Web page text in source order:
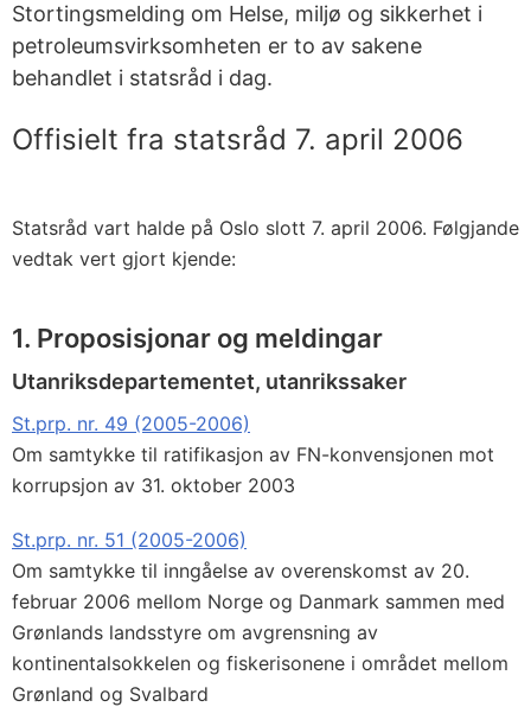
Stortingsmelding om Helse, miljø og sikkerhet i
petroleumsvirksomheten er to av sakene
behandlet i statsråd i dag.
Offisielt fra statsråd 7. april 2006
Statsråd vart halde på Oslo slott 7. april 2006. Følgjande
vedtak vert gjort kjende:
1. Proposisjonar og meldingar
Utanriksdepartementet, utanrikssaker
St.prp. nr. 49 (2005-2006)
Om samtykke til ratifikasjon av FN-konvensjonen mot
korrupsjon av 31. oktober 2003
St.prp. nr. 51 (2005-2006)
Om samtykke til inngåelse av overenskomst av 20.
februar 2006 mellom Norge og Danmark sammen med
Grønlands landsstyre om avgrensning av
kontinentalsokkelen og fiskerisonene i området mellom
Grønland og Svalbard